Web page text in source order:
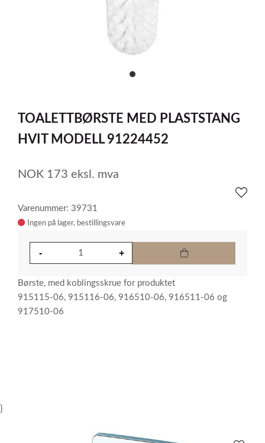
item
of
1
TOALETTBØRSTE MED PLASTSTANG
HVIT MODELL 91224452
NOK 173 eksl. mva
Varenummer: 39731
Ingen på lager
Børste, med koblingsskrue for produktet
915115-06, 915116-06, 916510-06, 916511-06 og
917510-06
}